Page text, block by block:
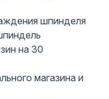
шпинделя
на 30
магазина и